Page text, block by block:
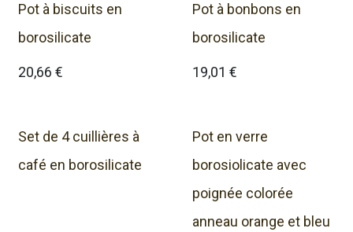
Pot à biscuits en
borosilicate
20,66 €
Pot à bonbons en
borosilicate
19,01 €
Set de 4 cuillières à
café en borosilicate
Pot en verre
borosiolicate avec
poignée colorée
anneau orange et bleu